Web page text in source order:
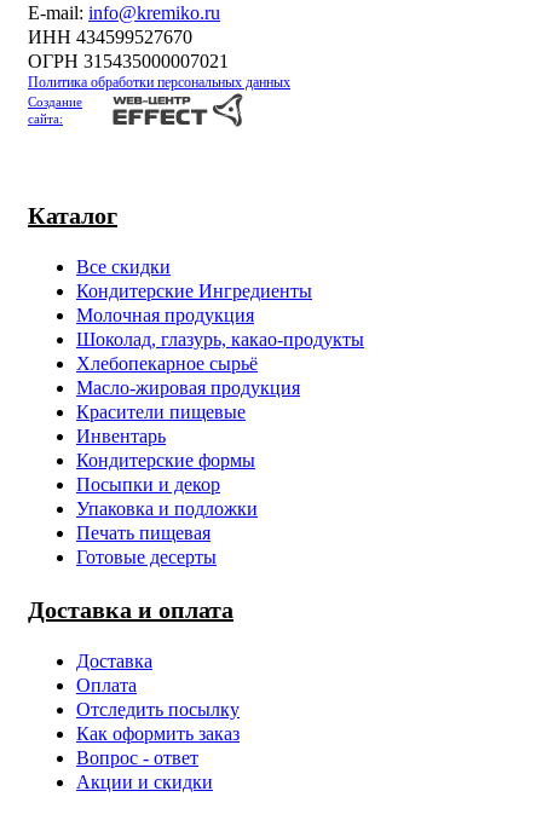
Каталог
Все скидки
Кондитерские Ингредиенты
Молочная продукция
Шоколад, глазурь, какао-продукты
Хлебопекарное сырьё
Масло-жировая продукция
Красители пищевые
Инвентарь
Кондитерские формы
Посыпки и декор
Упаковка и подложки
Печать пищевая
Готовые десерты
Доставка и оплата
Доставка
Оплата
Отследить посылку
Как оформить заказ
Вопрос - ответ
Акции и скидки
Е-mail: info@kremiko.ru
ИНН 434599527670
ОГРН 315435000007021
Политика обработки персональных данных
Создание
сайта: